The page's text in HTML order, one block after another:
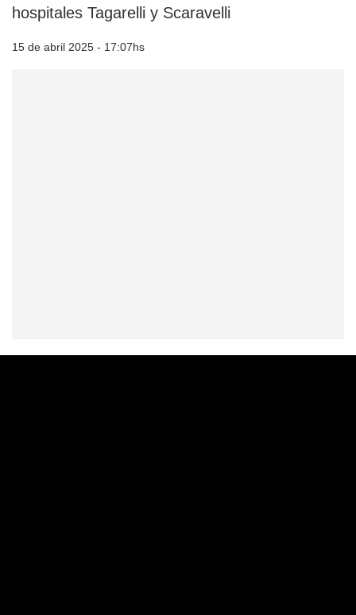
hospitales Tagarelli y Scaravelli
15 de abril 2025 - 17:07hs